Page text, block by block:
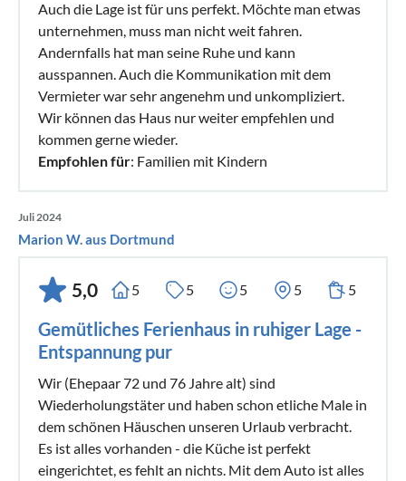
Auch die Lage ist für uns perfekt. Möchte man etwas
unternehmen, muss man nicht weit fahren.
Andernfalls hat man seine Ruhe und kann
ausspannen. Auch die Kommunikation mit dem
Vermieter war sehr angenehm und unkompliziert.
Wir können das Haus nur weiter empfehlen und
kommen gerne wieder.
Empfohlen für: Familien mit Kindern
Juli 2024
Marion W. aus Dortmund
5,0 5 5 5 5 5
Gemütliches Ferienhaus in ruhiger Lage -
Entspannung pur
Wir (Ehepaar 72 und 76 Jahre alt) sind
Wiederholungstäter und haben schon etliche Male in
dem schönen Häuschen unseren Urlaub verbracht.
Es ist alles vorhanden - die Küche ist perfekt
eingerichtet, es fehlt an nichts. Mit dem Auto ist alles